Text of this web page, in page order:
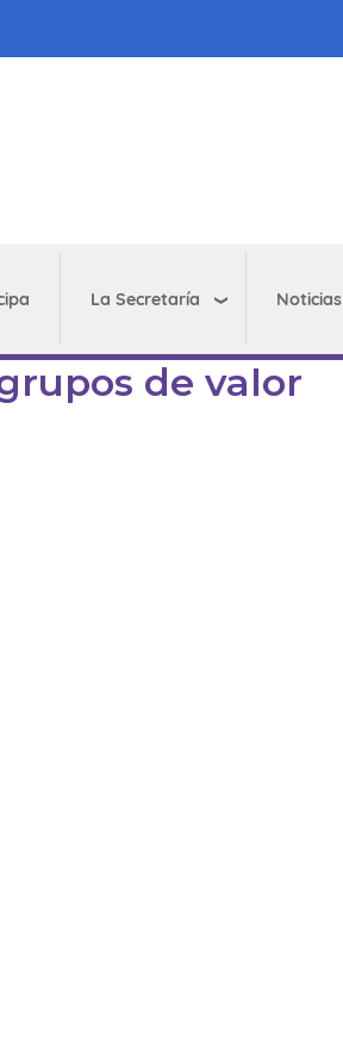
La Secretaría Noticias
de valor